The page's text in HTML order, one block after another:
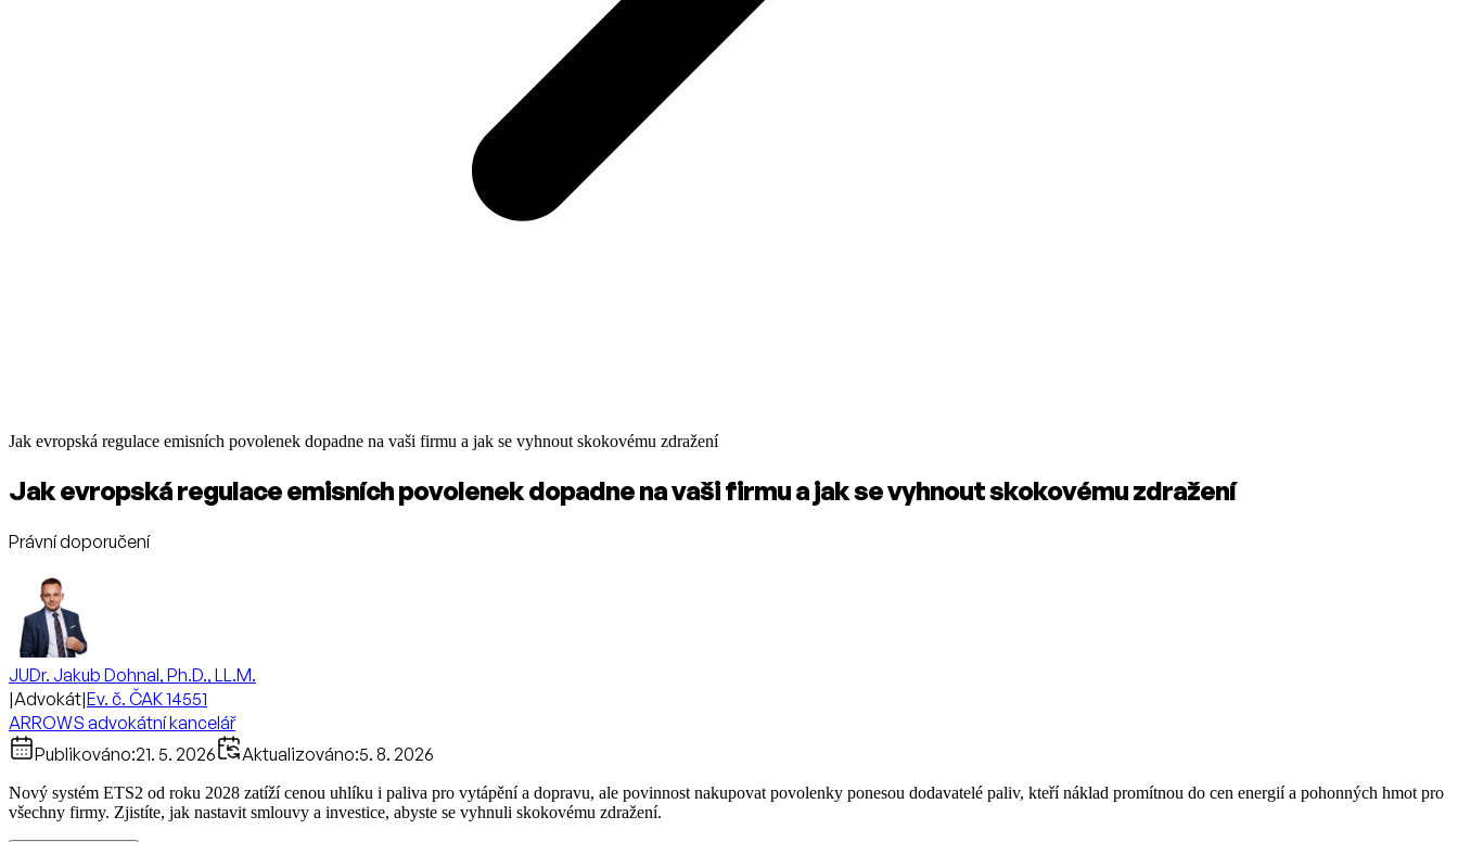
Jak evropská regulace emisních povolenek dopadne na vaši firmu a jak se vyhnout skokovému zdražení
Jak evropská regulace emisních povolenek dopadne na vaši firmu a jak se vyhnout skokovému zdražení
Právní doporučení
JUDr. Jakub Dohnal, Ph.D., LL.M.
|Advokát|Ev. č. ČAK 14551
ARROWS advokátní kancelář
Publikováno:21. 5. 2026 Aktualizováno:5. 8. 2026
Nový systém ETS2 od roku 2028 zatíží cenou uhlíku i paliva pro vytápění a dopravu, ale povinnost nakupovat povolenky ponesou dodavatelé paliv, kteří náklad promítnou do cen energií a pohonných hmot pro
všechny firmy. Zjistíte, jak nastavit smlouvy a investice, abyste se vyhnuli skokovému zdražení.